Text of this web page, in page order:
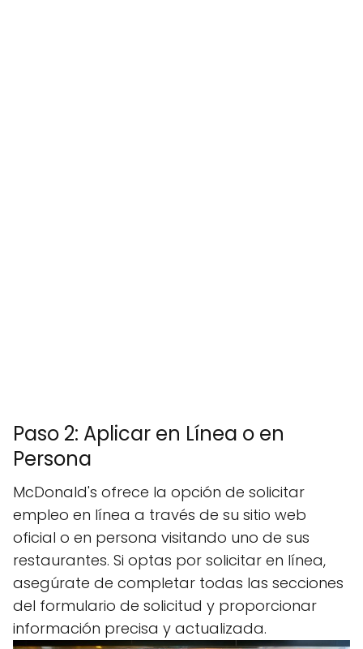
Paso 2: Aplicar en Línea o en
Persona
McDonald's ofrece la opción de solicitar
empleo en línea a través de su sitio web
oficial o en persona visitando uno de sus
restaurantes. Si optas por solicitar en línea,
asegúrate de completar todas las secciones
del formulario de solicitud y proporcionar
información precisa y actualizada.